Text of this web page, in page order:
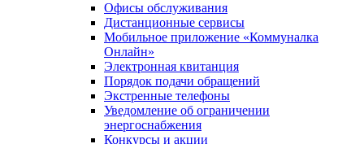
Офисы обслуживания
Дистанционные сервисы
Мобильное приложение «Коммуналка
Онлайн»
Электронная квитанция
Порядок подачи обращений
Экстренные телефоны
Уведомление об ограничении
энергоснабжения
Конкурсы и акции